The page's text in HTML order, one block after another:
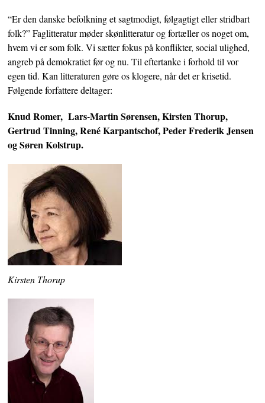
“Er den danske befolkning et sagtmodigt, følgagtigt eller stridbart
folk?” Faglitteratur møder skønlitteratur og fortæller os noget om,
hvem vi er som folk. Vi sætter fokus på konflikter, social ulighed,
angreb på demokratiet før og nu. Til eftertanke i forhold til vor
egen tid. Kan litteraturen gøre os klogere, når det er krisetid.
Følgende forfattere deltager:
Knud Romer, Lars-Martin Sørensen, Kirsten Thorup,
Gertrud Tinning, René Karpantschof, Peder Frederik Jensen
og Søren Kolstrup.
Kirsten Thorup